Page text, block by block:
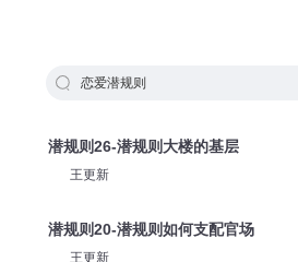
恋爱潜规则
潜规则26-潜规则大楼的基层
王更新
潜规则20-潜规则如何支配官场
王更新